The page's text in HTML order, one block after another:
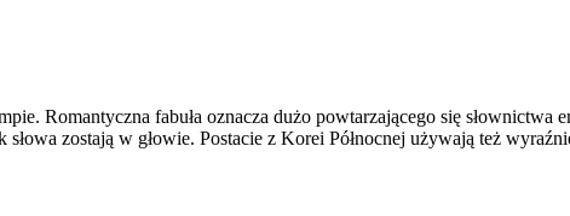
Romantyczna fabuła oznacza dużo powtarzającego się słownictwa
słowa zostają w głowie. Postacie z Korei Północnej używają też